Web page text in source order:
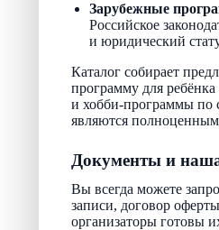
Зарубежные
Российское
и юридический
Каталог собирает
программу для
и хобби-программы по
являются
Документы и
Вы всегда можете
записи, договор
организаторы готовы